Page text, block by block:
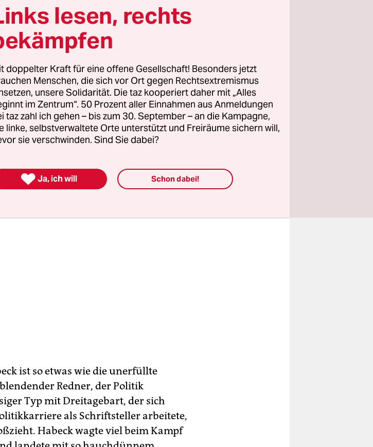
waren dabei, alle Minister gaben
– aber der Applaus blieb bei den
48, Energiewendeminister in
ausgebeulte Jeans, quatscht sich
Wir könnten so viel mehr
„denn Gestern war schon!“ Die
Gasometers in Berlin jubeln. Das war
Mit ihm sind die Grünen meist
ist so etwas wie die unerfüllte
Redner, der Politik
Typ mit Dreitagebart, der sich
als Schriftsteller arbeitete,
Habeck wagte viel beim Kampf
lesen, rechts
doppelter Kraft für eine offene Gesellschaft! Besonders jetzt
Menschen, die sich vor Ort gegen Rechtsextremismus
unsere Solidarität. Die taz kooperiert daher mit „Alles
im Zentrum“. 50 Prozent aller Einnahmen aus Anmeldungen
taz zahl ich gehen – bis zum 30. September – an die Kampagne,
linke, selbstverwaltete Orte unterstützt und Freiräume sichern will,
sie verschwinden. Sind Sie dabei?
 Ja, ich will Schon dabei!